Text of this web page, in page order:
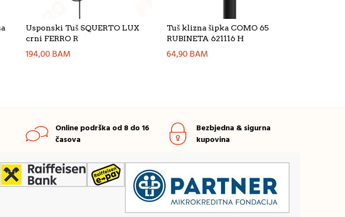
Usponski Tuš SQUERTO LUX
crni FERRO R
194,00BAM
Tuš klizna šipka COMO 65
RUBINETA 621116 H
64,90BAM
Online podrška od 8 do 16
časova
Bezbjedna & sigurna
kupovina